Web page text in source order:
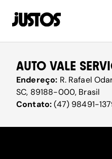
AUTO VALE
Endereço: R. Rafael
SC, 89188-000, Brasil
Contato:(47) 98491-